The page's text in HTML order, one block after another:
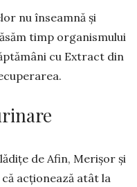
nu în­seam­nă și
timp or­ganismului
cu Extract din
de Afin, Merișor și
acționează atât la